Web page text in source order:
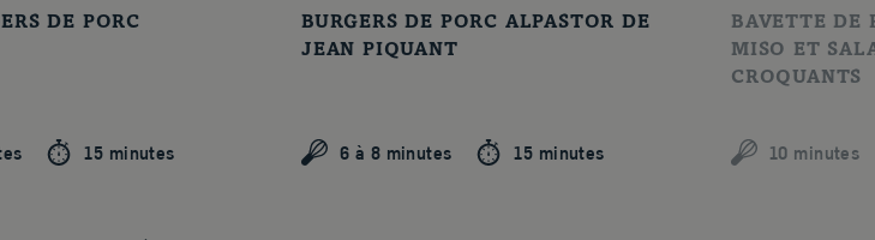
DE PORC
15 minutes
BURGERS DE PORC ALPASTOR DE
JEAN PIQUANT
6 à 8 minutes 15 minutes
BAVETTE DE
MISO ET
CROQUANTS
10 minutes